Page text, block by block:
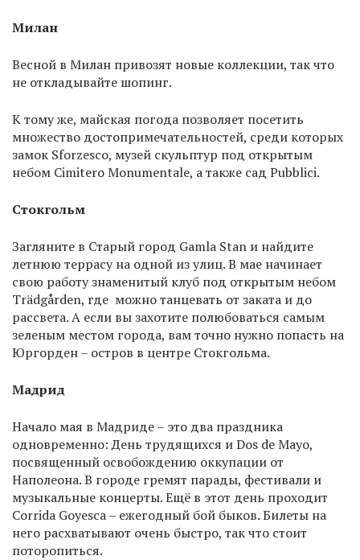
Милан
Весной в Милан привозят новые коллекции, так что
не откладывайте шопинг.
К тому же, майская погода позволяет посетить
множество достопримечательностей, среди которых
замок Sforzesco, музей скульптур под открытым
небом Cimitero Monumentale, а также сад Pubblici.
Стокгольм
Загляните в Старый город Gamla Stan и найдите
летнюю террасу на одной из улиц. В мае начинает
свою работу знаменитый клуб под открытым небом
Trädgården, где можно танцевать от заката и до
рассвета. А если вы захотите полюбоваться самым
зеленым местом города, вам точно нужно попасть на
Юргорден – остров в центре Стокгольма.
Мадрид
Начало мая в Мадриде – это два праздника
одновременно: День трудящихся и Dos de Mayo,
посвященный освобождению оккупации от
Наполеона. В городе гремят парады, фестивали и
музыкальные концерты. Ещё в этот день проходит
Corrida Goyesca – ежегодный бой быков. Билеты на
него расхватывают очень быстро, так что стоит
поторопиться.